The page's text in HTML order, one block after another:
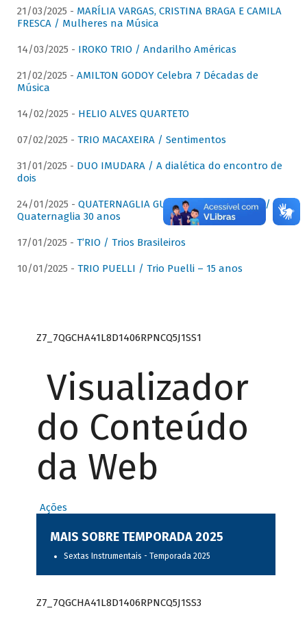
21/03/2025 - MARÍLIA VARGAS, CRISTINA BRAGA E CAMILA
FRESCA / Mulheres na Música
14/03/2025 - IROKO TRIO / Andarilho Américas
21/02/2025 - AMILTON GODOY Celebra 7 Décadas de
Música
14/02/2025 - HELIO ALVES QUARTETO
07/02/2025 - TRIO MACAXEIRA / Sentimentos
31/01/2025 - DUO IMUDARA / A dialética do encontro de
dois
24/01/2025 - QUATERNAGLIA GUITAR QUARTET (QGQ) /
Quaternaglia 30 anos
17/01/2025 - T’RIO / Trios Brasileiros
10/01/2025 - TRIO PUELLI / Trio Puelli – 15 anos
Z7_7QGCHA41L8D1406RPNCQ5J1SS1
Visualizador
do Conteúdo
da Web
Ações
MAIS SOBRE TEMPORADA 2025
Sextas Instrumentais - Temporada 2025
Z7_7QGCHA41L8D1406RPNCQ5J1SS3